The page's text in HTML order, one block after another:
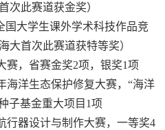
次此赛道获金奖）
国大学生课外学术科技作品竞
大首次此赛道获特等奖）
赛，省赛金奖2项，银奖1项
海洋生态保护修复大赛，“海洋
子基金重大项目 1项
行器设计与制作大赛，一等奖4